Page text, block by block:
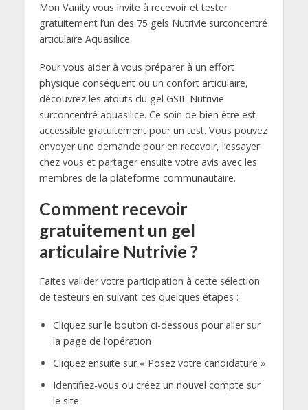
Mon Vanity vous invite à recevoir et tester
gratuitement l’un des 75 gels Nutrivie surconcentré
articulaire Aquasilice.
Pour vous aider à vous préparer à un effort
physique conséquent ou un confort articulaire,
découvrez les atouts du gel GSIL Nutrivie
surconcentré aquasilice. Ce soin de bien être est
accessible gratuitement pour un test. Vous pouvez
envoyer une demande pour en recevoir, l’essayer
chez vous et partager ensuite votre avis avec les
membres de la plateforme communautaire.
Comment recevoir
gratuitement un gel
articulaire Nutrivie ?
Faites valider votre participation à cette sélection
de testeurs en suivant ces quelques étapes :
Cliquez sur le bouton ci-dessous pour aller sur
la page de l’opération
Cliquez ensuite sur « Posez votre candidature »
Identifiez-vous ou créez un nouvel compte sur
le site